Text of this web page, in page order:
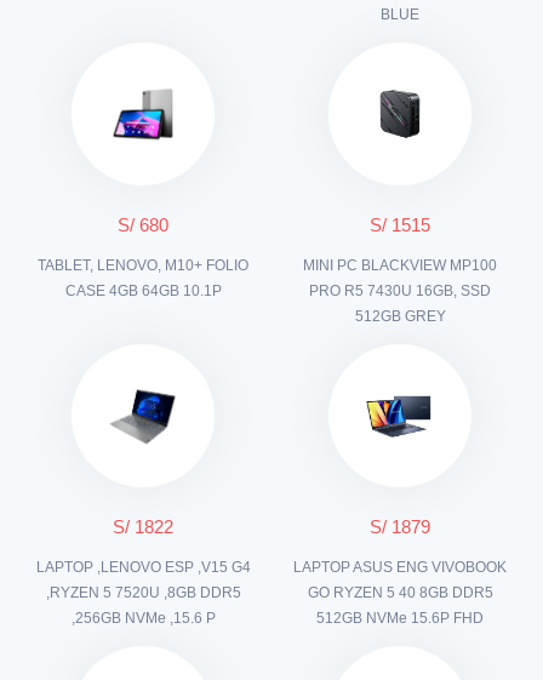
BLUE
S/ 680
TABLET, LENOVO, M10+ FOLIO
CASE 4GB 64GB 10.1P
S/ 1515
MINI PC BLACKVIEW MP100
PRO R5 7430U 16GB, SSD
512GB GREY
S/ 1822
LAPTOP ,LENOVO ESP ,V15 G4
,RYZEN 5 7520U ,8GB DDR5
,256GB NVMe ,15.6 P
S/ 1879
LAPTOP ASUS ENG VIVOBOOK
GO RYZEN 5 40 8GB DDR5
512GB NVMe 15.6P FHD